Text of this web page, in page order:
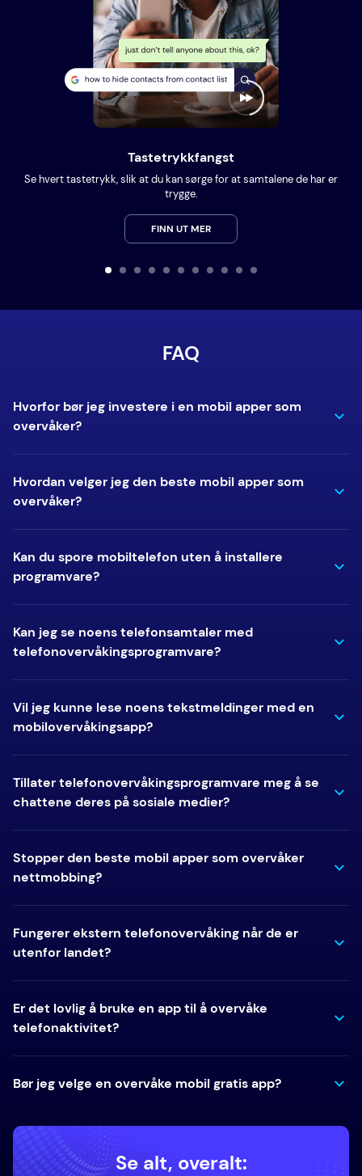
Tastetrykkfangst
Se hvert tastetrykk, slik at du kan sørge for at samtalene de har er
trygge.
FINN UT MER
FAQ
Hvorfor bør jeg investere i en mobil apper som
overvåker?
Hvordan velger jeg den beste mobil apper som
overvåker?
Kan du spore mobiltelefon uten å installere
programvare?
Kan jeg se noens telefonsamtaler med
telefonovervåkingsprogramvare?
Vil jeg kunne lese noens tekstmeldinger med en
mobilovervåkingsapp?
Tillater telefonovervåkingsprogramvare meg å se
chattene deres på sosiale medier?
Stopper den beste mobil apper som overvåker
nettmobbing?
Fungerer ekstern telefonovervåking når de er
utenfor landet?
Er det lovlig å bruke en app til å overvåke
telefonaktivitet?
Bør jeg velge en overvåke mobil gratis app?
Se alt, overalt: